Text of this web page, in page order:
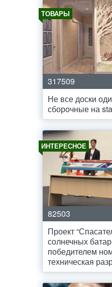
ТОВАРЫ
317509
Не все доски
сборочные на
ИНТЕРЕСНОЕ
82503
Проект
солнечных
победителем
техническая